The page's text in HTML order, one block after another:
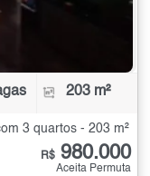
203 m²
3 quartos - 203 m²
R$ 980.000
Aceita Permuta